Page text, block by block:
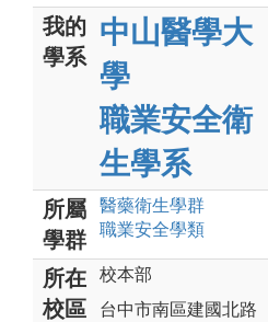
我的
學系
中山醫學大
學
職業安全衛
生學系
所屬
學群
醫藥衛生學群
職業安全學類
所在
校區
校本部
台中市南區建國北路